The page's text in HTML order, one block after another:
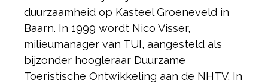
duurzaamheid op Kasteel Groeneveld in
Baarn. In 1999 wordt Nico Visser,
milieumanager van TUI, aangesteld als
bijzonder hoogleraar Duurzame
Toeristische Ontwikkeling aan de NHTV. In